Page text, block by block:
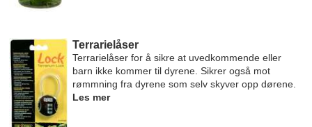
Terrarielåser
Terrarielåser for å sikre at uvedkommende eller
barn ikke kommer til dyrene. Sikrer også mot
rømmning fra dyrene som selv skyver opp dørene.
Les mer